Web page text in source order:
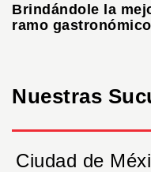
Brindándole la
ramo
Nuestras
Ciudad de